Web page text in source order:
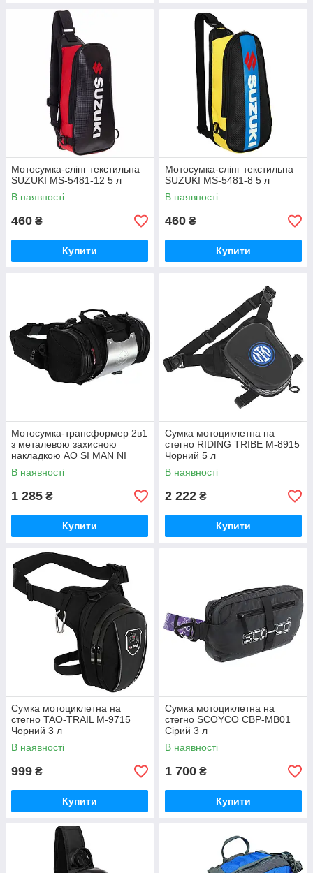
Мотосумка-слінг текстильна
SUZUKI MS-5481-12 5 л
В наявності
460 ₴
Купити
Мотосумка-слінг текстильна
SUZUKI MS-5481-8 5 л
В наявності
460 ₴
Купити
Мотосумка-трансформер 2в1
з металевою захисною
накладкою AO SI MAN NI
T9909 12 л 34x19x19 см
В наявності
1 285 ₴
Купити
Сумка мотоциклетна на
стегно RIDING TRIBE M-8915
Чорний 5 л
В наявності
2 222 ₴
Купити
Сумка мотоциклетна на
стегно TAO-TRAIL M-9715
Чорний 3 л
В наявності
999 ₴
Купити
Сумка мотоциклетна на
стегно SCOYCO CBP-MB01
Сірий 3 л
В наявності
1 700 ₴
Купити